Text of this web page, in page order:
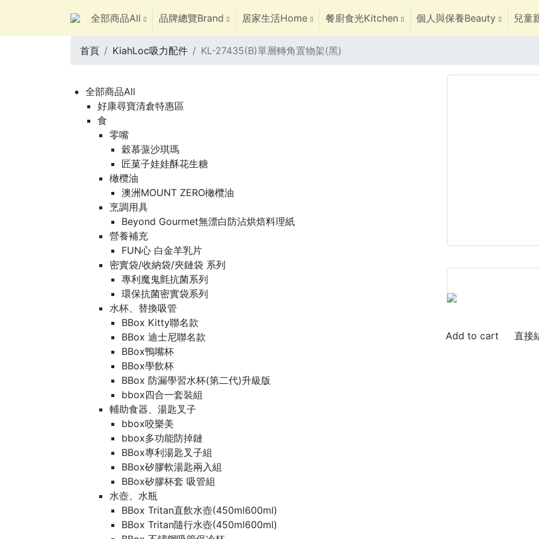
全部商品All 品牌總覽Brand 居家生活Home 餐廚食光Kitchen 個人與保養Beauty 兒童
首頁 KiahLoc吸力配件 KL-27435(B)單層轉角置物架(黑)
全部商品All
好康尋寶清倉特惠區
食
零嘴
穀慕蒎沙琪瑪
匠菓子娃娃酥花生糖
橄欖油
澳洲MOUNT ZERO橄欖油
烹調用具
Beyond Gourmet無漂白防沾烘焙料理紙
營養補充
FUN心 白金羊乳片
密實袋/收納袋/夾鏈袋 系列
專利魔鬼氈抗菌系列
環保抗菌密實袋系列
水杯、替換吸管
BBox Kitty聯名款
BBox 迪士尼聯名款
BBox鴨嘴杯
BBox學飲杯
BBox 防漏學習水杯(第二代)升級版
bbox四合一套裝組
輔助食器、湯匙叉子
bbox咬樂美
bbox多功能防掉鏈
BBox專利湯匙叉子組
BBox矽膠軟湯匙兩入組
BBox矽膠杯套 吸管組
水壺、水瓶
BBox Tritan直飲水壺(450ml600ml)
BBox Tritan隨行水壺(450ml600ml)
直接